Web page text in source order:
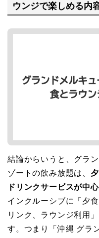
ウンジで楽しめる内
結論からいうと、グラ
ゾートの飲み放題は、
ドリンクサービスが中心
インクルーシブに「夕
リンク、ラウンジ利用
す。つまり「沖縄 グラ